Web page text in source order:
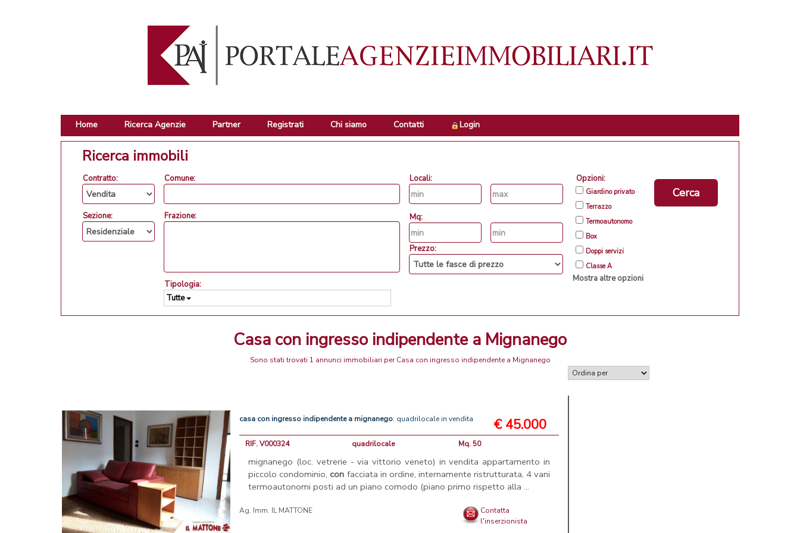
Home Ricerca Agenzie Partner Registrati Chi siamo Contatti Login
Ricerca immobili
Contratto:
Sezione:
Comune:
Frazione:
Tipologia:
Tutte
Locali:
Mq:
Prezzo:
Opzioni:
Giardino privato
Terrazzo
Termoautonomo
Box
Doppi servizi
Classe A
Mostra altre opzioni
Cerca
Casa con ingresso indipendente a Mignanego
Sono stati trovati 1 annunci immobiliari per Casa con ingresso indipendente a Mignanego
casa con ingresso indipendente a mignanego: quadrilocale in vendita € 45.000
RIF. V000324 quadrilocale Mq. 50
mignanego (loc. vetrerie - via vittorio veneto) in vendita appartamento in
piccolo condominio,con facciata in ordine, internamente ristrutturata, 4 vani
termoautonomi posti ad un piano comodo (piano primo rispetto alla ...
Ag. Imm. IL MATTONE
Contatta
l'inserzionista